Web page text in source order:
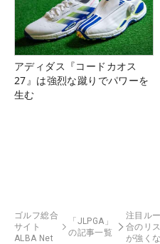
アディダス『コードカオス
27』は強烈な蹴りでパワーを
生む
ゴルフ総合
サイト
ALBA Net
「JLPGA」
の記事一覧
注目ル
合のリ
が強く